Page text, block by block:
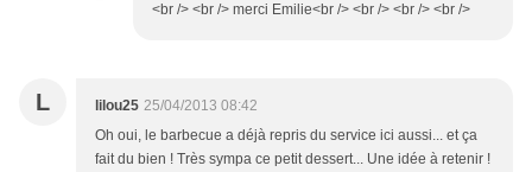
<br /> <br /> merci Emilie<br /> <br /> <br /> <br />
L lilou25 25/04/2013 08:42
Oh oui, le barbecue a déjà repris du service ici aussi... et ça
fait du bien ! Très sympa ce petit dessert... Une idée à retenir !